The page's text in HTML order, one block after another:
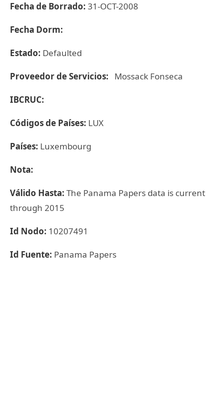
Fecha de Borrado: 31-OCT-2008
Fecha Dorm:
Estado: Defaulted
Proveedor de Servicios: Mossack Fonseca
IBCRUC:
Códigos de Países: LUX
Países: Luxembourg
Nota:
Válido Hasta: The Panama Papers data is current
through 2015
Id Nodo: 10207491
Id Fuente: Panama Papers